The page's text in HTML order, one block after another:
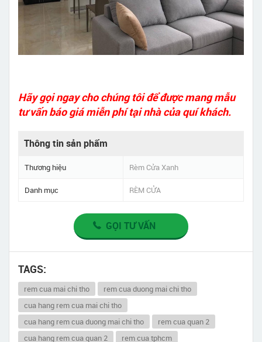
Hãy gọi ngay cho chúng tôi để được mang mẫu
tư vấn báo giá miễn phí tại nhà của quí khách.
Thông tin sản phẩm
Thương hiệu Rèm Cửa Xanh
Danh mục RÈM CỬA
GỌI TƯ VẤN
TAGS:
rem cua mai chi tho
rem cua duong mai chi tho
cua hang rem cua mai chi tho
cua hang rem cua duong mai chi tho
rem cua quan 2
cua hang rem cua quan 2
rem cua tphcm